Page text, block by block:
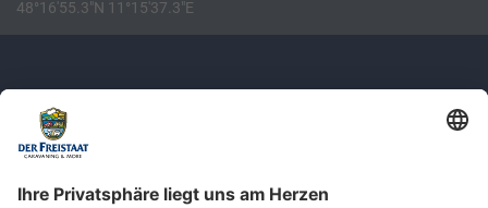
48°16'55.3"N 11°15'37.3"E
Newsletter: Jetzt auf
shop.derfreistaat.de anmelden und
einen 5€ Gutschein für unseren Online-
Shop erhalten!*